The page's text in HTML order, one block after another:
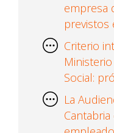
empresa
previstos
Criterio
Social:
La